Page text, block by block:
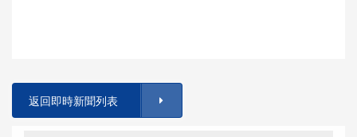
返回即時新聞列表